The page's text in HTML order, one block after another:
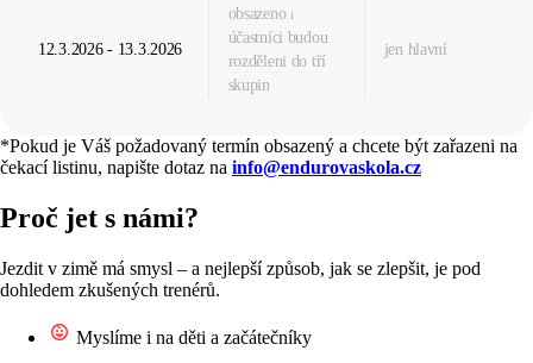
12.3.2026 - 13.3.2026
obsazeno i
účastníci budou
rozděleni do tří
skupin
jen hlavní
*Pokud je Váš požadovaný termín obsazený a chcete být zařazeni na
čekací listinu, napište dotaz na info@endurovaskola.cz
Proč jet s námi?
Jezdit v zimě má smysl – a nejlepší způsob, jak se zlepšit, je pod
dohledem zkušených trenérů.
Myslíme i na děti a začátečníky